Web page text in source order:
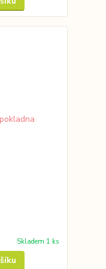
Skladem 1 ks